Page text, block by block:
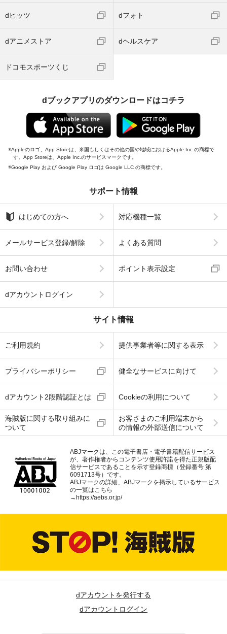
dヒッツ dフォト
dアニメストア dヘルスケア
ドコモスポーツくじ
dブックアプリのダウンロードはコチラ
Appleのロゴ、App Storeは、米国もしくはその他の国や地域におけるApple Inc.の商標で
す。App Storeは、Apple Inc.のサービスマークです。
Google Play および Google Play ロゴは Google LLC の商標です。
サポート情報
はじめての方へ 対応機種一覧
メールサービス登録/解除 よくある質問
お問い合わせ ポイント表示設定
dアカウントログイン
サイト情報
ご利用規約 提供事業者等に関する表示
プライバシーポリシー 健全なサービスに向けて
dアカウント2段階認証とは Cookieの利用について
海賊版に関する取り組みに
ついて
お客さまのご利用端末から
の情報の外部送信について
ABJマークは、この電子書店・電子書籍配信サービス
が、著作権者からコンテンツ使用許諾を得た正規版配
信サービスであることを示す登録商標（登録番号 第
6091713号）です。
ABJマークの詳細、ABJマークを掲示しているサービス
の一覧はこちら
→ https://aebs.or.jp/
dアカウントを発行する
dアカウントログイン